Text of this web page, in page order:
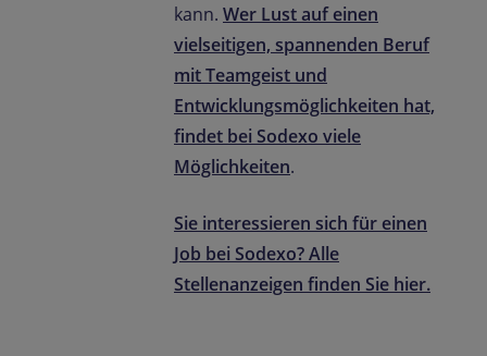
kann. Wer Lust auf einen
vielseitigen, spannenden Beruf
mit Teamgeist und
Entwicklungsmöglichkeiten hat,
findet bei Sodexo viele
Möglichkeiten.
Sie interessieren sich für einen
Job bei Sodexo? Alle
Stellenanzeigen finden Sie hier.